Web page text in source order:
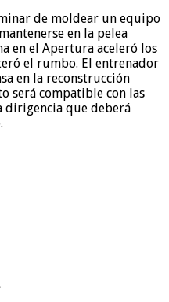
de moldear un equipo
en la pelea
en el Apertura aceleró los
el rumbo. El entrenador
en la reconstrucción
será compatible con las
dirigencia que deberá